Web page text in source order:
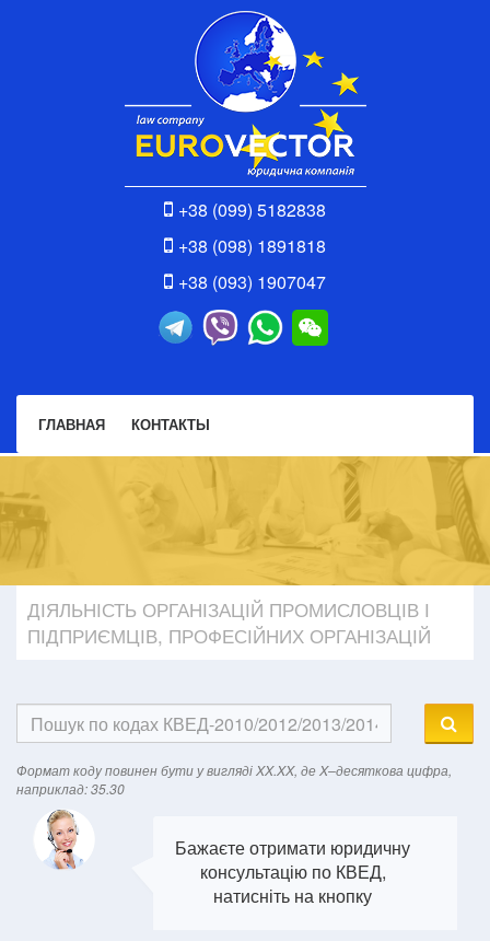
+38 (099) 5182838
+38 (098) 1891818
+38 (093) 1907047
ГЛАВНАЯ КОНТАКТЫ
ДІЯЛЬНІСТЬ ОРГАНІЗАЦІЙ ПРОМИСЛОВЦІВ І
ПІДПРИЄМЦІВ, ПРОФЕСІЙНИХ ОРГАНІЗАЦІЙ
Формат кодy повинен бути у вигляді XX.XX, де X–десяткова цифра,
наприклад: 35.30
Бажаєте отримати юридичну
консультацію по КВЕД,
натисніть на кнопку